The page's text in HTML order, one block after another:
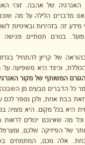
האנרגיה של אהבה. זוהי
מדברים הלילה על מה
זה בזהירות ובאיטיות
בטרם תסתיים פגישה
של קריון להתחיל
וכיצד היא משפיעה על
המשותף של מקור
כל הדברים נובעים מן
בבת אחת, ולכן נספר לכם
היא בכל מקום. היא מצויה
מה שאינכם יכולים
של הפיזיקה שלכם,
אלה מכם, המתמחים